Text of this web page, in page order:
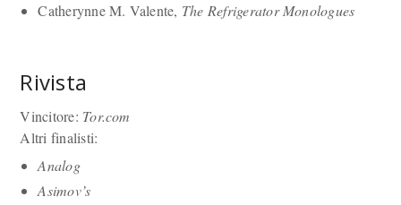
Catherynne M. Valente, The Refrigerator Monologues
Rivista
Vincitore: Tor.com
Altri finalisti:
Analog
Asimov’s